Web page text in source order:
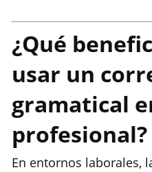
¿Qué
usar un
gramatical
profesional?
En entornos laborales,